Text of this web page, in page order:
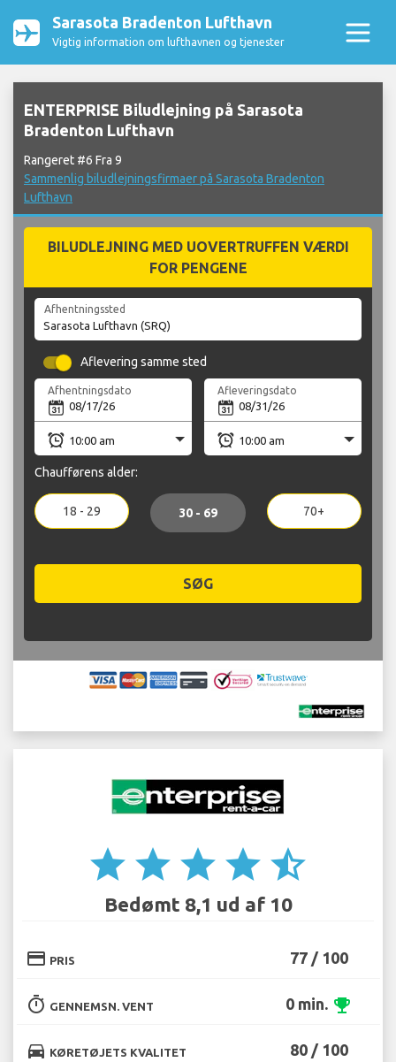
Sarasota Bradenton Lufthavn
Vigtig information om lufthavnen og tjenester
ENTERPRISE Biludlejning på Sarasota
Bradenton Lufthavn
Rangeret #6 Fra 9
Sammenlig biludlejningsfirmaer på Sarasota Bradenton
Lufthavn
BILUDLEJNING MED UOVERTRUFFEN VÆRDI
FOR PENGENE
Afhentningssted
Aflevering samme sted
Afhentningsdato Afleveringsdato
Chaufførens alder:
18 - 29 30 - 69 70+
SØG
star star star star star_half
Bedømt 8,1 ud af 10
credit_card PRIS 77 / 100
timer GENNEMSN. VENT 0 min. emoji_events
directions_car KØRETØJETS KVALITET 80 / 100